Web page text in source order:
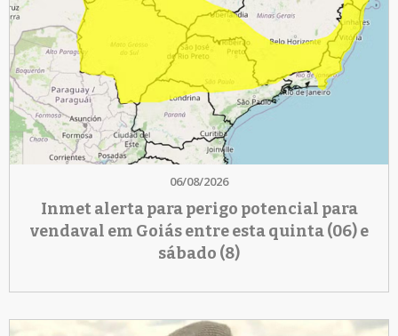
06/08/2026
Inmet alerta para perigo potencial para
vendaval em Goiás entre esta quinta (06) e
sábado (8)